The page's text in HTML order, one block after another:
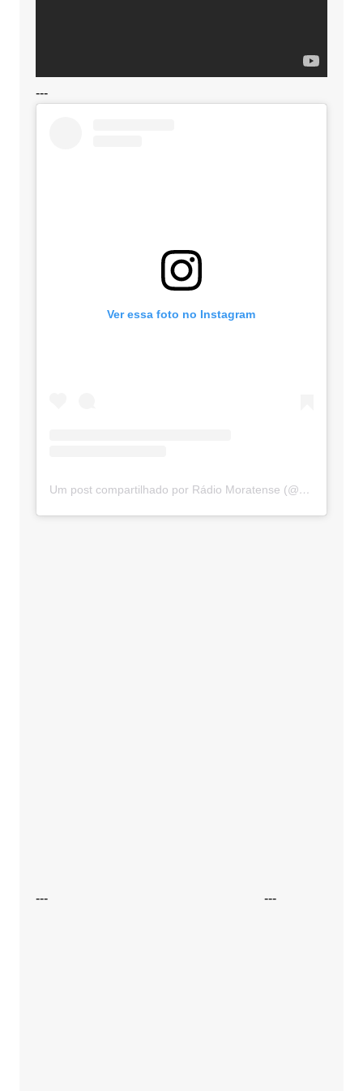
---
Ver essa foto no Instagram
Um post compartilhado por Rádio Moratense (@radio_moratense)
--- ---